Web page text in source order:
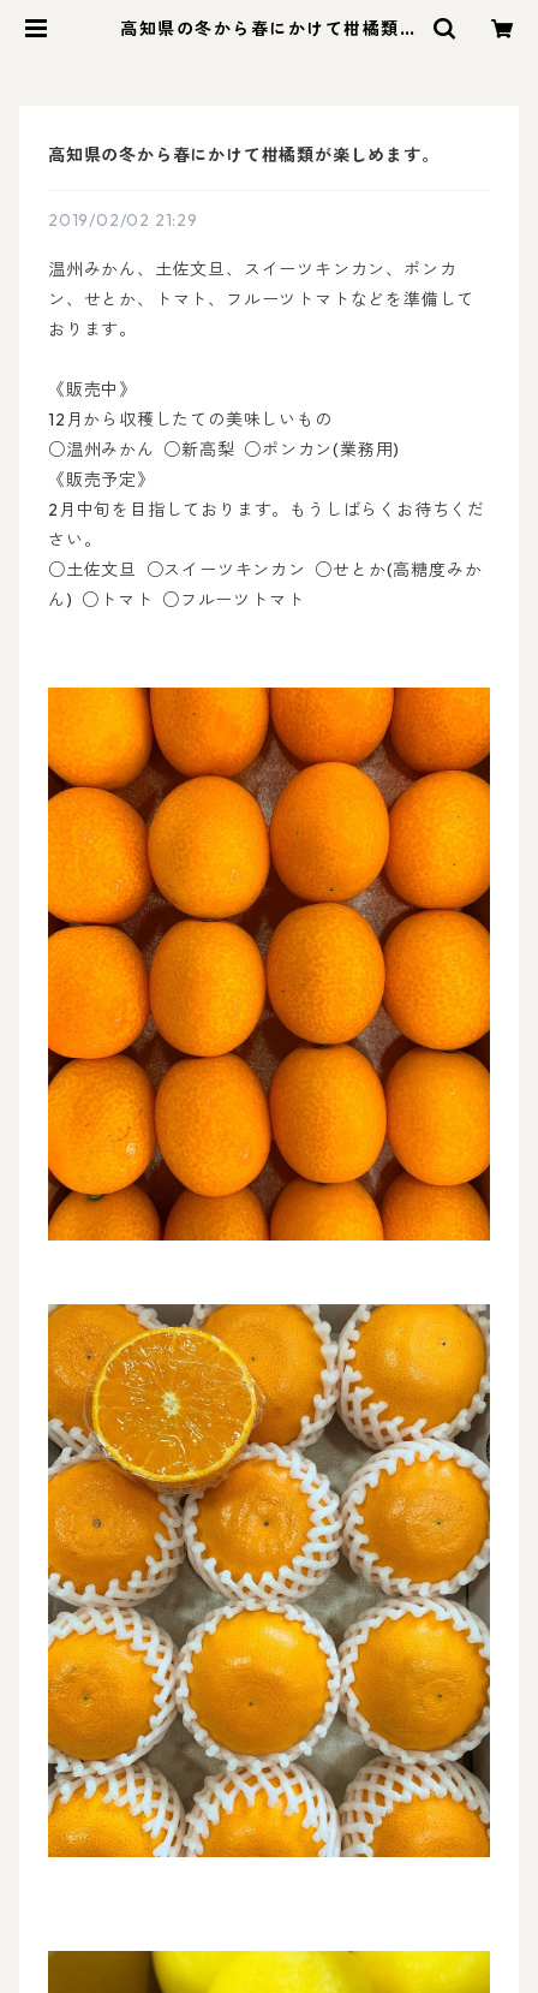
高知県の冬から春にかけて柑橘類が
高知県の冬から春にかけて柑橘類が楽しめます。
2019/02/02 21:29
温州みかん、土佐文旦、スイーツキンカン、ポンカ
ン、せとか、トマト、フルーツトマトなどを準備して
おります。
《販売中》
12月から収穫したての美味しいもの
○温州みかん ○新高梨 ○ポンカン(業務用)
《販売予定》
2月中旬を目指しております。もうしばらくお待ちくだ
さい。
○土佐文旦 ○スイーツキンカン ○せとか(高糖度みか
ん) ○トマト ○フルーツトマト